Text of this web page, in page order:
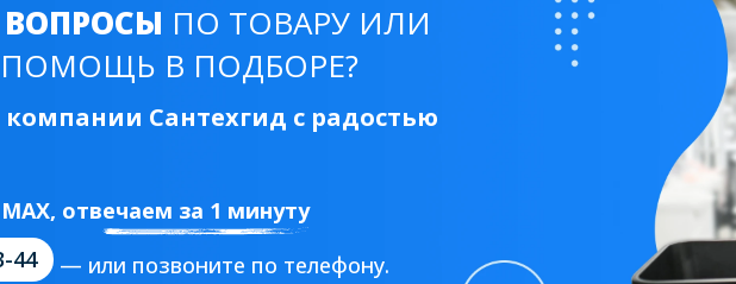
ПО ТОВАРУ ИЛИ
ПОМОЩЬ В ПОДБОРЕ?
Сантехгид с радостью
MAX, отвечаем за 1 минуту
44
— или позвоните по телефону.